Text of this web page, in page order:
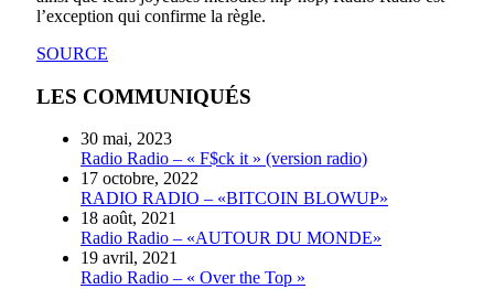
l’exception qui confirme la règle.
SOURCE
LES COMMUNIQUÉS
30 mai, 2023
Radio Radio – « F$ck it » (version radio)
17 octobre, 2022
RADIO RADIO – «BITCOIN BLOWUP»
18 août, 2021
Radio Radio – «AUTOUR DU MONDE»
19 avril, 2021
Radio Radio – « Over the Top »